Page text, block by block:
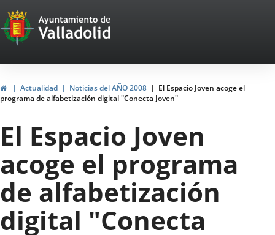
Portal
Web
del
Ayuntamiento
de
Valladolid
HomeActualidad Noticias del AÑO 2008
El Espacio Joven acoge el
programa de alfabetización digital "Conecta Joven"
El Espacio Joven
acoge el programa
de alfabetización
digital "Conecta